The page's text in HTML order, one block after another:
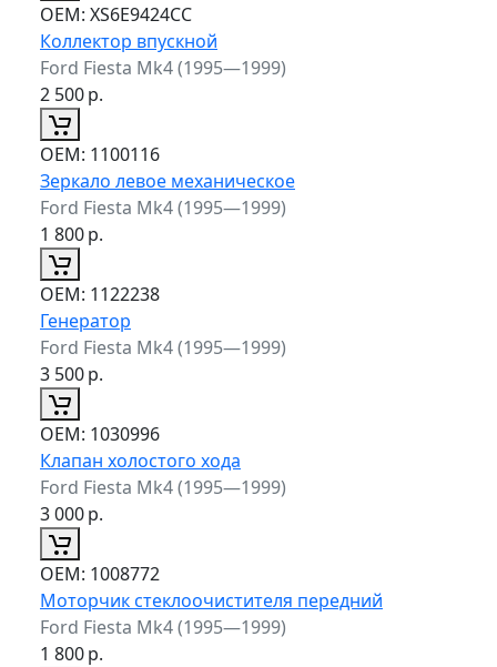
ОЕМ: XS6E9424CC
Коллектор впускной
Ford Fiesta Mk4 (1995—1999)
2 500р.
ОЕМ: 1100116
Зеркало левое механическое
Ford Fiesta Mk4 (1995—1999)
1 800р.
ОЕМ: 1122238
Генератор
Ford Fiesta Mk4 (1995—1999)
3 500р.
ОЕМ: 1030996
Клапан холостого хода
Ford Fiesta Mk4 (1995—1999)
3 000р.
ОЕМ: 1008772
Моторчик стеклоочистителя передний
Ford Fiesta Mk4 (1995—1999)
1 800р.